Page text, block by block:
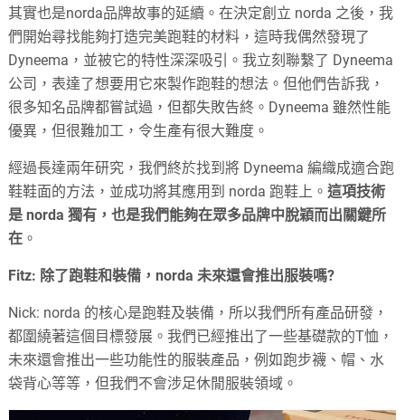
其實也是norda品牌故事的延續。在決定創立 norda 之後，我
們開始尋找能夠打造完美跑鞋的材料，這時我偶然發現了
Dyneema，並被它的特性深深吸引。我立刻聯繫了 Dyneema
公司，表達了想要用它來製作跑鞋的想法。但他們告訴我，
很多知名品牌都嘗試過，但都失敗告終。Dyneema 雖然性能
優異，但很難加工，令生產有很大難度。
經過長達兩年研究，我們終於找到將 Dyneema 編織成適合跑
鞋鞋面的方法，並成功將其應用到 norda 跑鞋上。這項技術
是 norda 獨有，也是我們能夠在眾多品牌中脫穎而出關鍵所
在 。
Fitz: 除了跑鞋和裝備，norda 未來還會推出服裝嗎?
Nick: norda 的核心是跑鞋及裝備，所以我們所有產品研發，
都圍繞著這個目標發展。我們已經推出了一些基礎款的T恤，
未來還會推出一些功能性的服裝產品，例如跑步襪、帽、水
袋背心等等，但我們不會涉足休閒服裝領域。